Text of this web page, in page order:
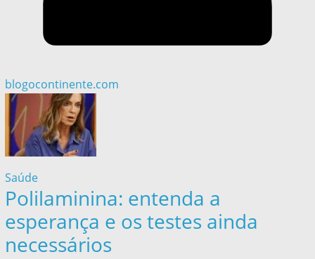
blogocontinente.com
Saúde
Polilaminina: entenda a
esperança e os testes ainda
necessários